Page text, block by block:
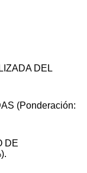
DEL
(Ponderación:
DE